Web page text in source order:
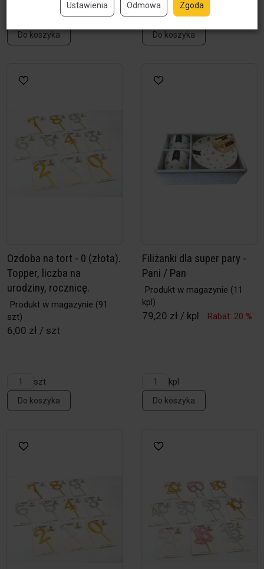
Do koszyka
kpl.
Do koszyka
Ozdoba na tort - 0 (złota).
Topper, liczba na
urodziny, rocznicę.
Produkt w magazynie (91
szt)
6,00 zł / szt
szt
Do koszyka
Filiżanki dla super pary -
Pani / Pan
Produkt w magazynie (11
kpl)
79,20 zł / kpl Rabat: 20 %
kpl
Do koszyka
Ustawienia Odmowa Zgoda